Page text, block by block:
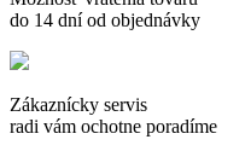
do 14 dní od objednávky
Zákaznícky servis
radi vám ochotne poradíme